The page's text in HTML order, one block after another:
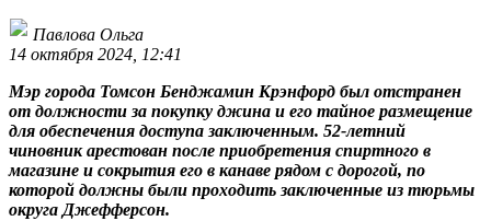
Павлова Ольга
14 октября 2024, 12:41
Мэр города Томсон Бенджамин Крэнфорд был отстранен
от должности за покупку джина и его тайное размещение
для обеспечения доступа заключенным. 52-летний
чиновник арестован после приобретения спиртного в
магазине и сокрытия его в канаве рядом с дорогой, по
которой должны были проходить заключенные из тюрьмы
округа Джефферсон.